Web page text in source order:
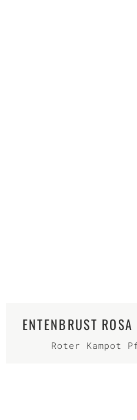
ENTENBRUST ROSA
Roter Kampot